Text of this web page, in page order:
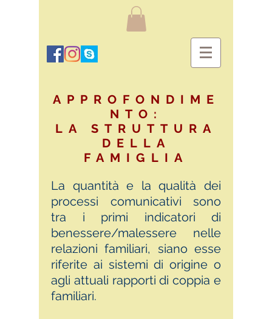
APPROFONDIME
NTO:
LA STRUTTURA
DELLA
FAMIGLIA
La quantità e la qualità dei
processi comunicativi sono
tra i primi indicatori di
benessere/malessere nelle
relazioni familiari, siano esse
riferite ai sistemi di origine o
agli attuali rapporti di coppia e
familiari.